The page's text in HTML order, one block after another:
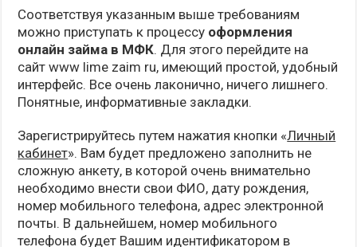
Соответствуя указанным выше требованиям
можно приступать к процессу оформления
онлайн займа в МФК. Для этого перейдите на
сайт www lime zaim ru, имеющий простой, удобный
интерфейс. Все очень лаконично, ничего лишнего.
Понятные, информативные закладки.
Зарегистрируйтесь путем нажатия кнопки «Личный
кабинет». Вам будет предложено заполнить не
сложную анкету, в которой очень внимательно
необходимо внести свои ФИО, дату рождения,
номер мобильного телефона, адрес электронной
почты. В дальнейшем, номер мобильного
телефона будет Вашим идентификатором в